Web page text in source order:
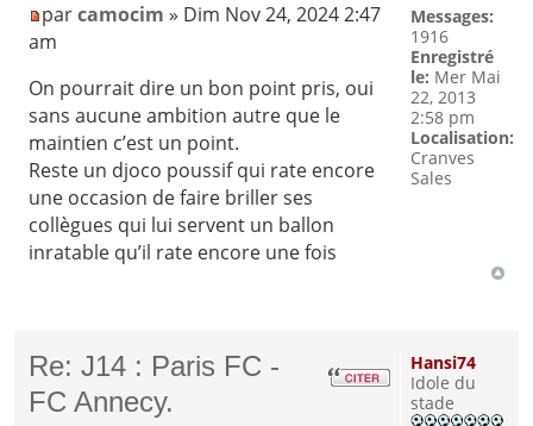
parcamocim » Dim Nov 24, 2024 2:47
am
On pourrait dire un bon point pris, oui
sans aucune ambition autre que le
maintien c’est un point.
Reste un djoco poussif qui rate encore
une occasion de faire briller ses
collègues qui lui servent un ballon
inratable qu’il rate encore une fois
Messages:
1916
Enregistré
le: Mer Mai
22, 2013
2:58 pm
Localisation:
Cranves
Sales
Re: J14 : Paris FC -
FC Annecy.
Hansi74
Idole du
stade